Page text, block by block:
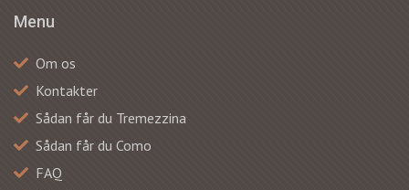
Menu
Om os
Kontakter
Sådan får du Tremezzina
Sådan får du Como
FAQ